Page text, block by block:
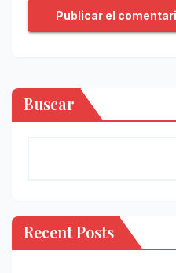
Buscar
Recent Posts